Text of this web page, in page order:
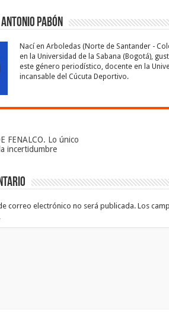
Pabón
Nací en Arboledas (Norte de Santander -
en la Universidad de la Sabana (Bogotá),
este género periodístico, docente en la
incansable del Cúcuta Deportivo.
FENALCO. Lo único
incertidumbre
correo electrónico no será publicada. Los